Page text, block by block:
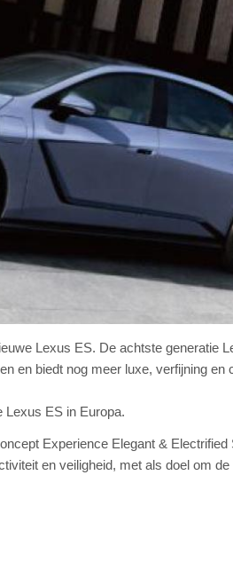
Lexus ES. De achtste generatie
en biedt nog meer luxe, verfijning en
Lexus ES in Europa.
Experience Elegant &
en veiligheid, met als doel om